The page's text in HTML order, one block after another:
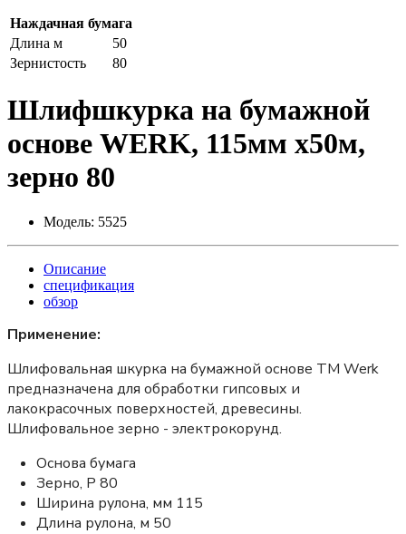
Наждачная бумага
Длина м
50
Зернистость
80
Шлифшкурка на бумажной
основе WERK, 115мм х50м,
зерно 80
Модель: 5525
Описание
спецификация
обзор
Применение:
Шлифовальная шкурка на бумажной основе ТМ Werk
предназначена для обработки гипсовых и
лакокрасочных поверхностей, древесины.
Шлифовальное зерно - электрокорунд.
Основа бумага
Зерно, Р 80
Ширина рулона, мм 115
Длина рулона, м 50